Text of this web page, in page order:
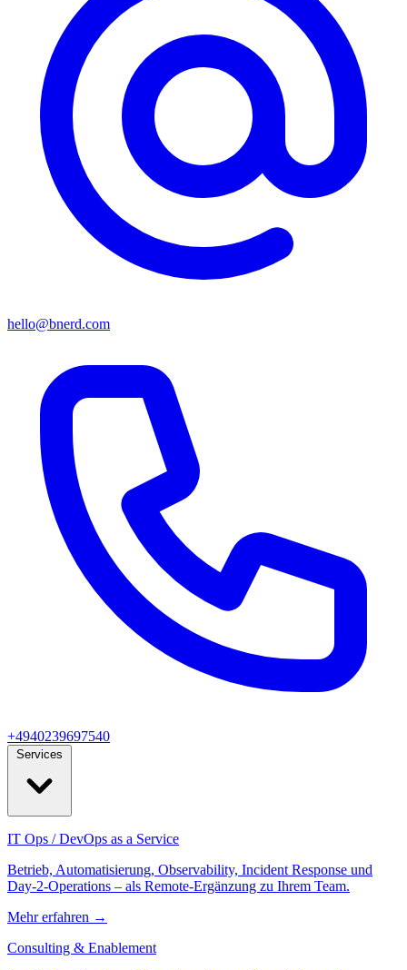
hello@bnerd.com
+4940239697540
Services
IT Ops / DevOps as a Service
Betrieb, Automatisierung, Observability, Incident Response und
Day‑2‑Operations – als Remote-Ergänzung zu Ihrem Team.
Mehr erfahren →
Consulting & Enablement